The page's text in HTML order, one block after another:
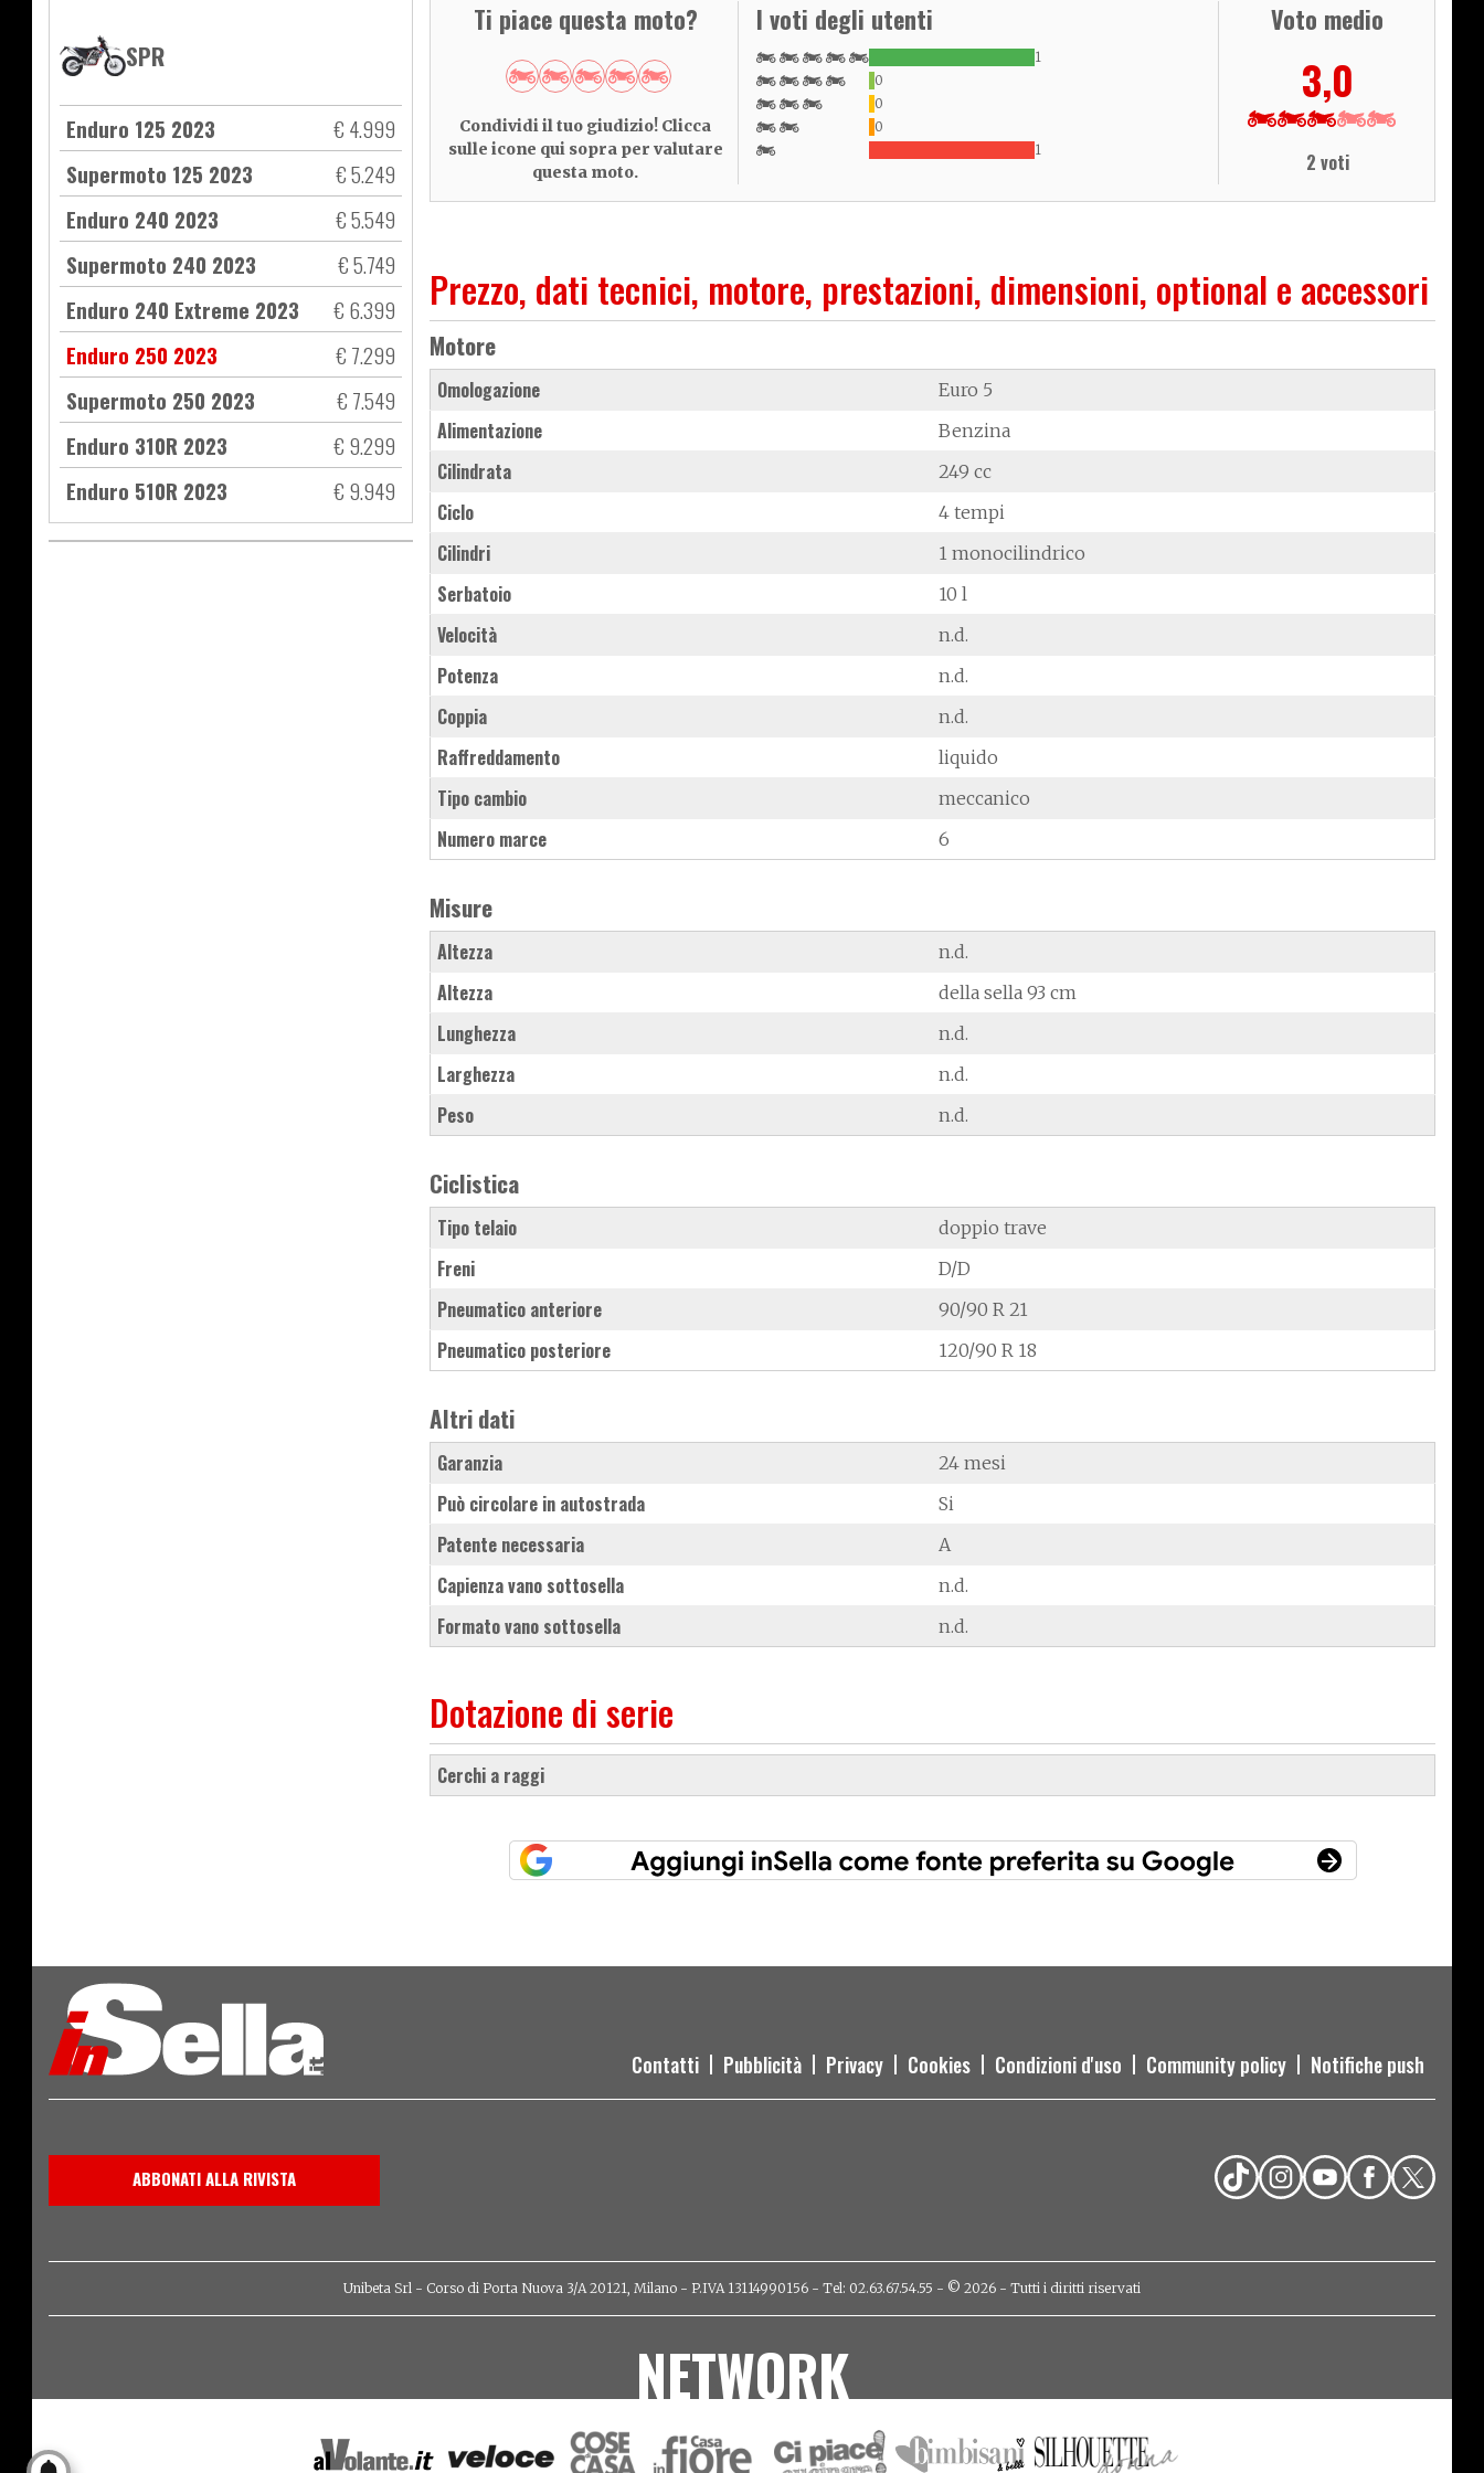
SPR
Enduro 125 2023
€ 4.999
Supermoto 125 2023
€ 5.249
Enduro 240 2023
€ 5.549
Supermoto 240 2023
€ 5.749
Enduro 240 Extreme 2023
€ 6.399
Enduro 250 2023
€ 7.299
Supermoto 250 2023
€ 7.549
Enduro 310R 2023
€ 9.299
Enduro 510R 2023
€ 9.949
Ti piace questa moto?
Condividi il tuo giudizio! Clicca
sulle icone qui sopra per valutare
questa moto.
I voti degli utenti
1
0
0
0
1
Voto medio
3,0
2 voti
Prezzo, dati tecnici, motore, prestazioni, dimensioni, optional e accessori
Motore
Omologazione Euro 5
Alimentazione Benzina
Cilindrata 249 cc
Ciclo 4 tempi
Cilindri 1 monocilindrico
Serbatoio 10 l
Velocità n.d.
Potenza n.d.
Coppia n.d.
Raffreddamento liquido
Tipo cambio meccanico
Numero marce 6
Misure
Altezza n.d.
Altezza della sella 93 cm
Lunghezza n.d.
Larghezza n.d.
Peso n.d.
Ciclistica
Tipo telaio doppio trave
Freni D/D
Pneumatico anteriore 90/90 R 21
Pneumatico posteriore 120/90 R 18
Altri dati
Garanzia 24 mesi
Può circolare in autostrada Si
Patente necessaria A
Capienza vano sottosella n.d.
Formato vano sottosella n.d.
Dotazione di serie
cerchi a raggi
Contatti Pubblicità Privacy Cookies Condizioni d'uso Community policy Notifiche push
ABBONATI ALLA RIVISTA
Unibeta Srl - Corso di Porta Nuova 3/A 20121, Milano - P.IVA 13114990156 - Tel: 02.63.67.54.55 - © 2026 - Tutti i diritti riservati
NETWORK